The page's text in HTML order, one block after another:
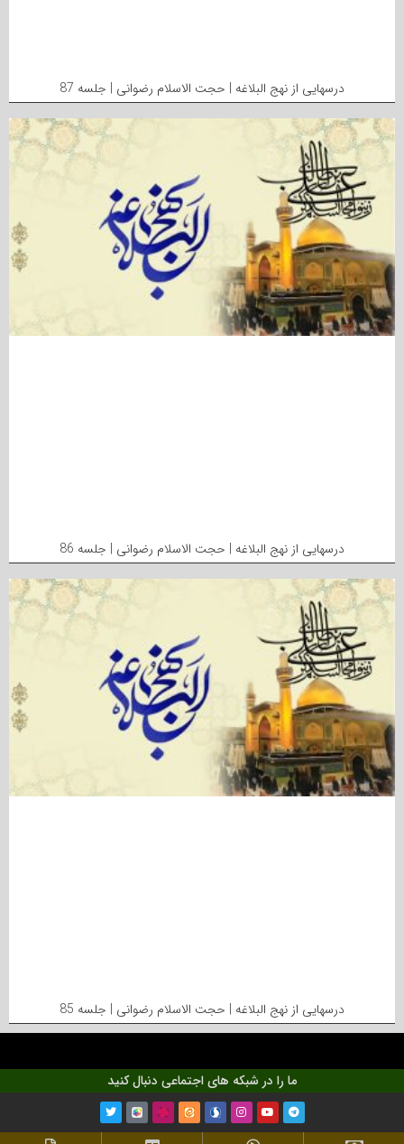
درسهایی از نهج البلاغه | حجت الاسلام رضوانی | جلسه 87
درسهایی از نهج البلاغه | حجت الاسلام رضوانی | جلسه 86
درسهایی از نهج البلاغه | حجت الاسلام رضوانی | جلسه 85
ما را در شبکه های اجتماعی دنبال کنید